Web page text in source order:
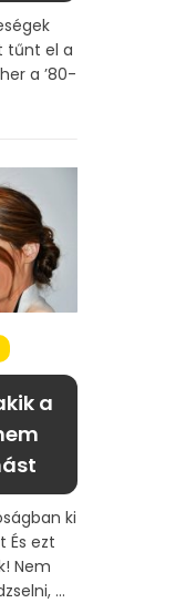
tűnt el a
a ’80-
a
ki
És ezt
Nem
...